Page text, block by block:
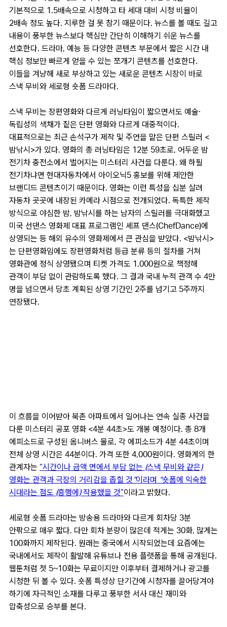
기본적으로 1.5배속으로 시청하고 타 세대 대비 시청 비율이
2배속 정도 높다. 지루한 걸 못 참기 때문이다. 뉴스를 볼 때도 길고
내용이 풍부한 뉴스보다 핵심만 간단히 이해하기 쉬운 뉴스를
선호한다. 드라마, 예능 등 다양한 콘텐츠 부문에서 짧은 시간 내
핵심 정보만 빠르게 얻을 수 있는 쪼개기 콘텐츠를 선호한다.
이들을 겨냥해 새로 부상하고 있는 새로운 콘텐츠 시장이 바로
스낵 무비와 세로형 숏폼 드라마다.
스낵 무비는 장편영화와 다르게 러닝타임이 짧으면서도 예술·
독립성의 색채가 짙은 단편 영화와 다르게 대중적이다.
대표적으로는 최근 손석구가 제작 및 주연을 맡은 단편 스릴러 <
밤낚시>가 있다. 영화의 총 러닝타임은 12분 59초로, 어두운 밤
전기차 충전소에서 벌어지는 미스터리 사건을 다룬다. 왜 하필
전기차냐면 현대자동차에서 아이오닉5 홍보를 위해 제안한
브랜디드 콘텐츠이기 때문이다. 영화는 이런 특성을 십분 살려
자동차 곳곳에 내장된 카메라 시점으로 전개되었다. 독특한 제작
방식으로 야심한 밤, 밤낚시를 하는 남자의 스릴러를 극대화했고
미국 선댄스 영화제 대표 프로그램인 셰프 댄스(ChefDance)에
상영되는 등 해외 유수의 영화제에서 큰 관심을 받았다. <밤낚시>
는 단편영화임에도 장편영화처럼 등급 분류 등의 절차를 거쳐
영화관에 정식 상영됐으며 티켓 가격도 1,000원으로 책정해
관객이 부담 없이 관람하도록 했다. 그 결과 국내 누적 관객 수 4만
명을 넘으면서 당초 계획된 상영 기간인 2주를 넘기고 5주까지
연장됐다.
이 흐름을 이어받아 북촌 아파트에서 일어나는 연속 실종 사건을
다룬 미스터리 공포 영화 <4분 44초>도 개봉 예정이다. 총 8개
에피소드로 구성된 옴니버스 물로, 각 에피소드가 4분 44초이며
전체 상영 시간은 44분이다. 가격 또한 4,000원이다. 영화계의 한
관계자는 “시간이나 금액 면에서 부담 없는 (스낵 무비와 같은)
영화는 관객과 극장의 거리감을 좁힐 것”이라며 “숏폼에 익숙한
시대라는 점도 (흥행에) 작용했을 것”이라고 밝혔다.
세로형 숏폼 드라마는 방송용 드라마와 다르게 회차당 3분
안팎으로 매우 짧다. 다만 회차 분량이 많은데 적게는 30화, 많게는
100화까지 제작된다. 원래는 중국에서 시작되었는데 요즘에는
국내에서도 제작이 활발해 유튜브나 전용 플랫폼을 통해 공개된다.
웹툰처럼 첫 5~10화는 무료이지만 이후부터 결제하거나 광고를
시청한 뒤 볼 수 있다. 숏폼 특성상 단기간에 시청자를 끌어당겨야
하기에 자극적인 소재를 다루고 풍부한 서사 대신 재미와
압축성으로 승부를 본다.